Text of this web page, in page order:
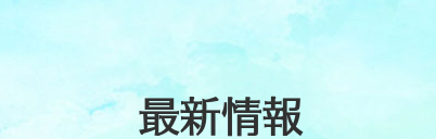
最新情報